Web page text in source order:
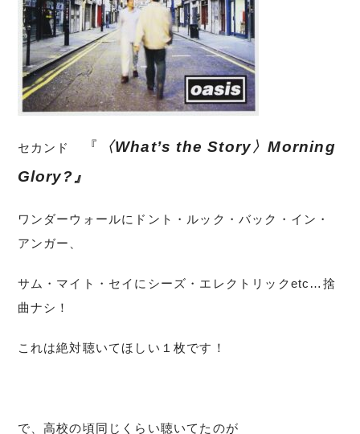
セカンド 『
〈What’s the Story〉Morning
Glory?』
ワンダーウォールにドント・ルック・バック・イン・
アンガー、
サム・マイト・セイにシーズ・エレクトリックetc…捨
曲ナシ！
これは絶対聴いてほしい１枚です！
で、高校の頃同じくらい聴いてたのが